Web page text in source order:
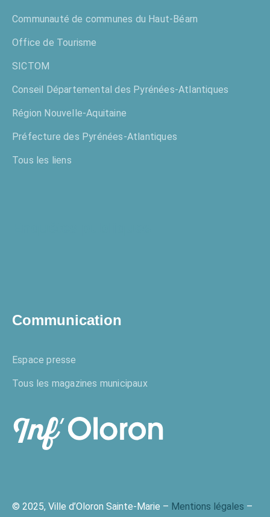
Communauté de communes du Haut-Béarn
Office de Tourisme
SICTOM
Conseil Départemental des Pyrénées-Atlantiques
Région Nouvelle-Aquitaine
Préfecture des Pyrénées-Atlantiques
Tous les liens
Communication
Espace presse
Tous les magazines municipaux
© 2025, Ville d’Oloron Sainte-Marie – Mentions légales –